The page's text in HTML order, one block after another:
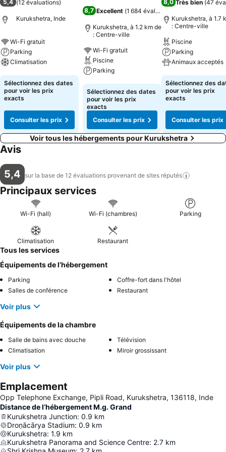
5,4 (12 évaluations)
Kurukshetra, Inde
Wi-Fi gratuit
Parking
Climatisation
Consulter les prix
Sélectionnez des dates
pour voir les prix
exacts
Consulter les prix
8,7 Excellent (1 684 évaluations
Kurukshetra, à 1.2 km de
: Centre-ville
Wi-Fi gratuit
Piscine
Parking
Consulter les prix
Sélectionnez des dates
pour voir les prix
exacts
Consulter les prix
8,0 Très bien (47
Kurukshetra, à 1.7
: Centre-ville
Piscine
Parking
Animaux acceptés
Consulter les
Sélectionnez des
pour voir les prix
exacts
Consulter les prix
Voir tous les hébergements pour Kurukshetra
Avis
5,4 sur la base de 12 évaluations provenant de sites réputés
Principaux services
Wi-Fi (hall) Wi-Fi (chambres) Parking
Climatisation Restaurant
Tous les services
Équipements de l’hébergement
Parking
Coffre-fort dans l'hôtel
Salles de conférence
Restaurant
Voir plus
Équipements de la chambre
Salle de bains avec douche
Télévision
Climatisation
Miroir grossissant
Voir plus
Emplacement
Opp Telephone Exchange, Pipli Road, Kurukshetra, 136118, Inde
Distance de l’hébergement M.g. Grand
Kurukshetra Junction: 0.9 km
Droṇācārya Stadium: 0.9 km
Kurukshetra: 1.9 km
Kurukshetra Panorama and Science Centre: 2.7 km